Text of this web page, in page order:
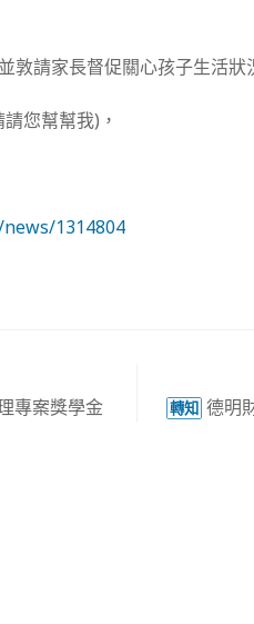
敦請家長督促關心孩子生活狀
您幫幫我)，
1314804
專案獎學金 轉知 德明